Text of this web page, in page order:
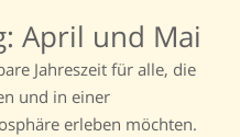
April und Mai
Jahreszeit für alle, die
und in einer
erleben möchten.